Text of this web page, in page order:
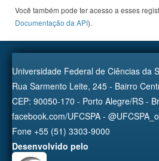
Você também pode ter acesso a esses
Documentação da API).
Universidade Federal de Ciências da
Rua Sarmento Leite, 245 - Bairro
CEP: 90050-170 - Porto Alegre/RS -
facebook.com/UFCSPA -
Fone +55 (51) 3303-9000
Desenvolvido pelo